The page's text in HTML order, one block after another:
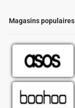
Magasins populaires